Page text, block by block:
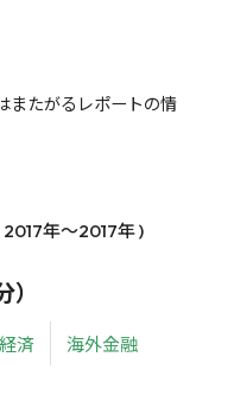
またがるレポートの情
年～2017年 )
済 海外金融